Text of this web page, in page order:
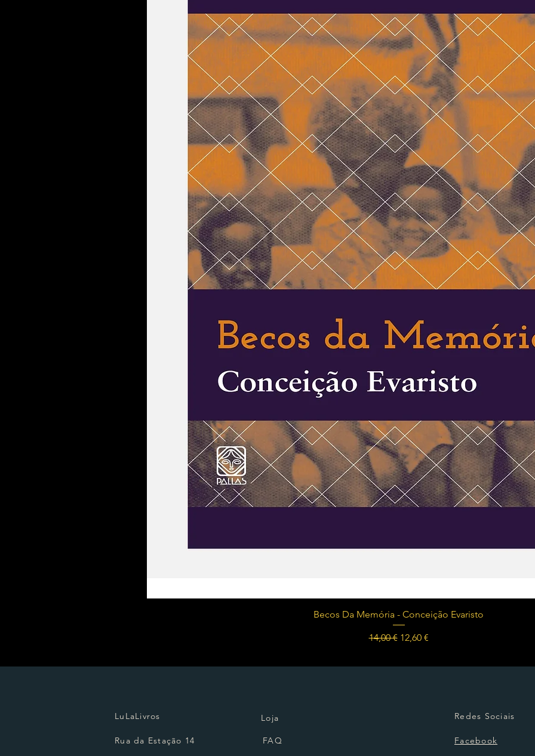
Visualização rápida
Becos Da Memória - Conceição Evaristo
Preço normal
14,00 € Preço promocional
12,60 €
LuLaLivros Loja
Rua da Estação 14
FAQ
Redes Sociais
Facebook